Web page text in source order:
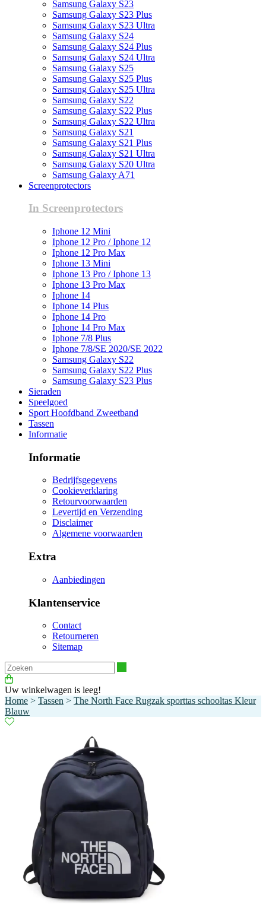
Samsung Galaxy S23
Samsung Galaxy S23 Plus
Samsung Galaxy S23 Ultra
Samsung Galaxy S24
Samsung Galaxy S24 Plus
Samsung Galaxy S24 Ultra
Samsung Galaxy S25
Samsung Galaxy S25 Plus
Samsung Galaxy S25 Ultra
Samsung Galaxy S22
Samsung Galaxy S22 Plus
Samsung Galaxy S22 Ultra
Samsung Galaxy S21
Samsung Galaxy S21 Plus
Samsung Galaxy S21 Ultra
Samsung Galaxy S20 Ultra
Samsung Galaxy A71
Screenprotectors
In Screenprotectors
Iphone 12 Mini
Iphone 12 Pro / Iphone 12
Iphone 12 Pro Max
Iphone 13 Mini
Iphone 13 Pro / Iphone 13
Iphone 13 Pro Max
Iphone 14
Iphone 14 Plus
Iphone 14 Pro
Iphone 14 Pro Max
Iphone 7/8 Plus
Iphone 7/8/SE 2020/SE 2022
Samsung Galaxy S22
Samsung Galaxy S22 Plus
Samsung Galaxy S23 Plus
Sieraden
Speelgoed
Sport Hoofdband Zweetband
Tassen
Informatie
Informatie
Bedrijfsgegevens
Cookieverklaring
Retourvoorwaarden
Levertijd en Verzending
Disclaimer
Algemene voorwaarden
Extra
Aanbiedingen
Klantenservice
Contact
Retourneren
Sitemap
Uw winkelwagen is leeg!
Home > Tassen > The North Face Rugzak sporttas schooltas Kleur
Blauw